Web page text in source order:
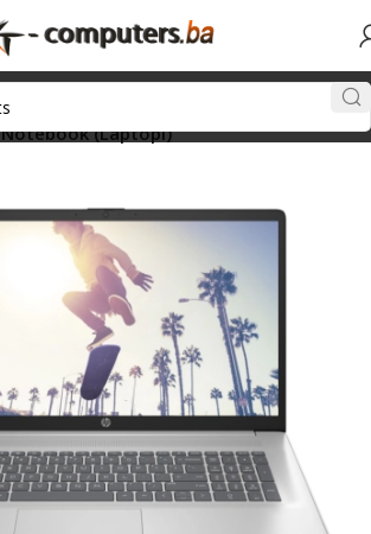
Notebook (Laptopi)